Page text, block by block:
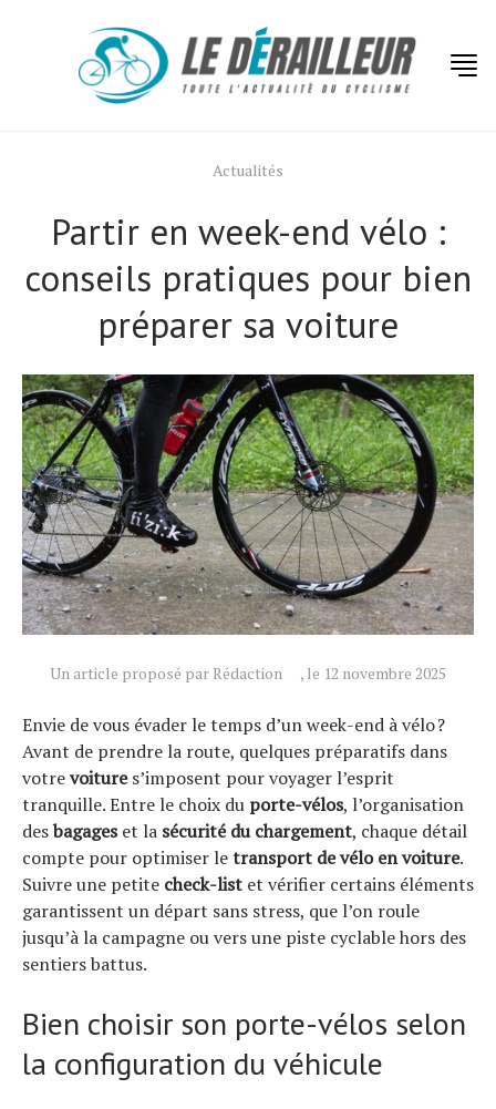
Actualités
Partir en week-end vélo :
conseils pratiques pour bien
préparer sa voiture
Un article proposé par Rédaction , le 12 novembre 2025
Envie de vous évader le temps d’un week-end à vélo ?
Avant de prendre la route, quelques préparatifs dans
votrevoitures’imposent pour voyager l’esprit
tranquille. Entre le choix du porte-vélos, l’organisation
desbagageset la sécurité du chargement, chaque détail
compte pour optimiser letransport de vélo en voiture.
Suivre une petite check-list et vérifier certains éléments
garantissent un départ sans stress, que l’on roule
jusqu’à la campagne ou vers une piste cyclable hors des
sentiers battus.
Bien choisir son porte-vélos selon
la configuration du véhicule